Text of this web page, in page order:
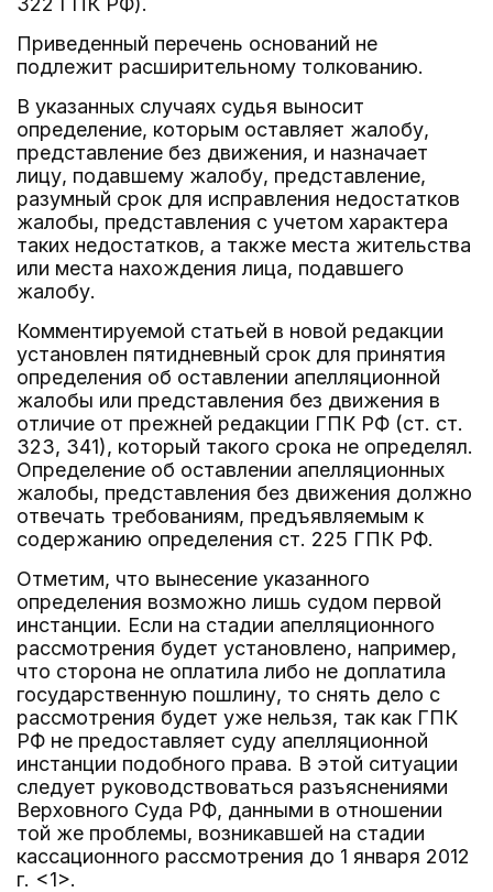
Приведенный перечень оснований не
подлежит расширительному толкованию.
В указанных случаях судья выносит
определение, которым оставляет жалобу,
представление без движения, и назначает
лицу, подавшему жалобу, представление,
разумный срок для исправления недостатков
жалобы, представления с учетом характера
таких недостатков, а также места жительства
или места нахождения лица, подавшего
жалобу.
Комментируемой статьей в новой редакции
установлен пятидневный срок для принятия
определения об оставлении апелляционной
жалобы или представления без движения в
отличие от прежней редакции ГПК РФ (ст. ст.
323, 341), который такого срока не определял.
Определение об оставлении апелляционных
жалобы, представления без движения должно
отвечать требованиям, предъявляемым к
содержанию определения ст. 225 ГПК РФ.
Отметим, что вынесение указанного
определения возможно лишь судом первой
инстанции. Если на стадии апелляционного
рассмотрения будет установлено, например,
что сторона не оплатила либо не доплатила
государственную пошлину, то снять дело с
рассмотрения будет уже нельзя, так как ГПК
РФ не предоставляет суду апелляционной
инстанции подобного права. В этой ситуации
следует руководствоваться разъяснениями
Верховного Суда РФ, данными в отношении
той же проблемы, возникавшей на стадии
кассационного рассмотрения до 1 января 2012
г. <1>.